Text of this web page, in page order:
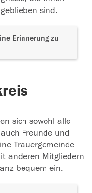
sind.
Erinnerung zu
sich sowohl alle
Freunde und
Trauergemeinde
anderen Mitgliedern
bequem ein.